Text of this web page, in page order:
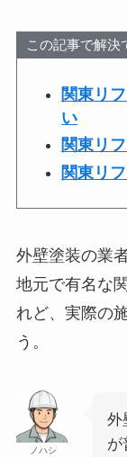
この記事で解決
関東リ
い
関東リ
関東リ
外壁塗装の業
地元で有名な
れど、実際の
う。
ノハシ
外
が